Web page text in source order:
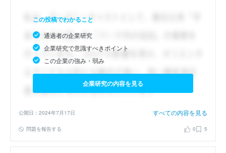
この投稿でわかること
通過者の企業研究
企業研究で意識すべきポイント
この企業の強み・弱み
企業研究の内容を見る
公開日：2024年7月17日 すべての内容を見る
問題を報告する 0 5